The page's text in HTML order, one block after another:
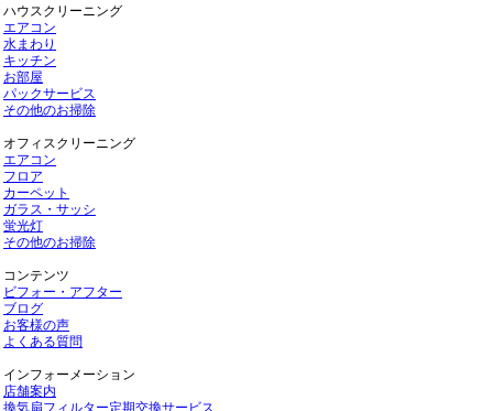
ハウスクリーニング
エアコン
水まわり
キッチン
お部屋
パックサービス
その他のお掃除
オフィスクリーニング
エアコン
フロア
カーペット
ガラス・サッシ
蛍光灯
その他のお掃除
コンテンツ
ビフォー・アフター
ブログ
お客様の声
よくある質問
インフォーメーション
店舗案内
換気扇フィルター定期交換サービス